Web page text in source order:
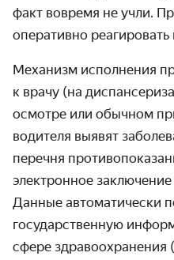
факт вовремя не учли.
оперативно
Механизм исполнения
к врачу (на
осмотре или обычном
водителя выявят
перечня
электронное
Данные автоматически
государственную
сфере здравоохранения